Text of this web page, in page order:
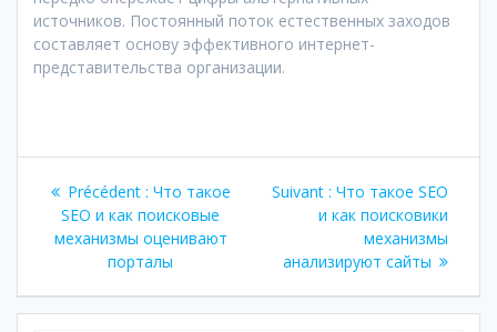
источников. Постоянный поток естественных заходов
составляет основу эффективного интернет-
представительства организации.
Navigation
de
l’article
Précédent : Article
précédent
:
Что такое
SEO и как поисковые
механизмы оценивают
порталы
Suivant : Article
suivant
Что такое SEO
и как поисковики
механизмы
анализируют сайты